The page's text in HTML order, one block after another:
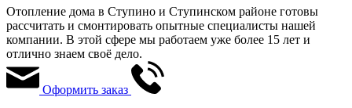
Отопление дома в Ступино и Ступинском районе готовы
рассчитать и смонтировать опытные специалисты нашей
компании. В этой сфере мы работаем уже более 15 лет и
отлично знаем своё дело.
Оформить заказ